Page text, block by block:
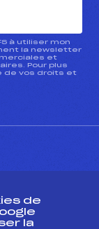
à utiliser mon
la newsletter
et
Pour plus
de vos droits et
de
la